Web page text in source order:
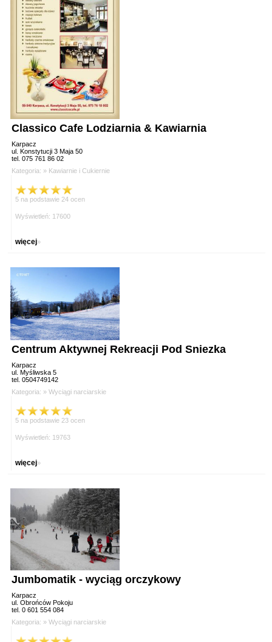
Classico Cafe Lodziarnia & Kawiarnia
Karpacz
ul. Konstytucji 3 Maja 50
tel. 075 761 86 02
Kategoria: » Kawiarnie i Cukiernie
5 na podstawie 24 ocen
Wyświetleń: 17600
więcej»
Centrum Aktywnej Rekreacji Pod Sniezka
Karpacz
ul. Myśliwska 5
tel. 0504749142
Kategoria: » Wyciągi narciarskie
5 na podstawie 23 ocen
Wyświetleń: 19763
więcej»
Jumbomatik - wyciąg orczykowy
Karpacz
ul. Obrońców Pokoju
tel. 0 601 554 084
Kategoria: » Wyciągi narciarskie